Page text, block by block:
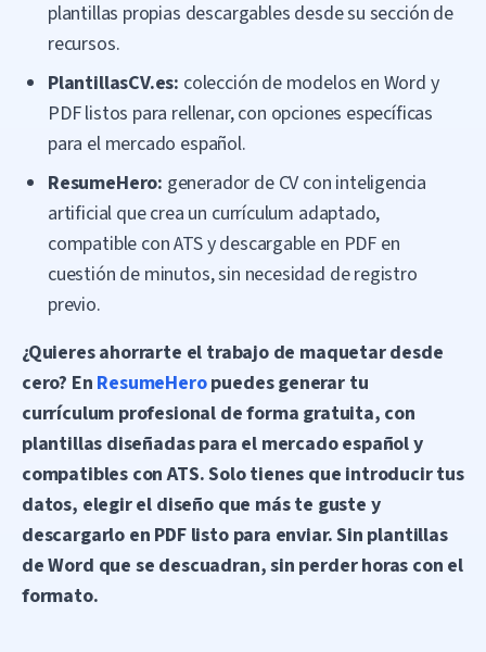
plantillas propias descargables desde su sección de
recursos.
PlantillasCV.es: colección de modelos en Word y
PDF listos para rellenar, con opciones específicas
para el mercado español.
ResumeHero: generador de CV con inteligencia
artificial que crea un currículum adaptado,
compatible con ATS y descargable en PDF en
cuestión de minutos, sin necesidad de registro
previo.
¿Quieres ahorrarte el trabajo de maquetar desde
cero? En ResumeHeropuedes generar tu
currículum profesional de forma gratuita, con
plantillas diseñadas para el mercado español y
compatibles con ATS. Solo tienes que introducir tus
datos, elegir el diseño que más te guste y
descargarlo en PDF listo para enviar. Sin plantillas
de Word que se descuadran, sin perder horas con el
formato.